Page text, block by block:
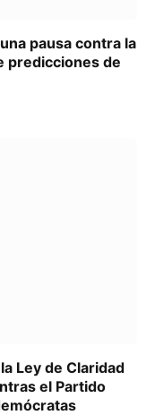
pausa contra la
predicciones de
Ley de Claridad
el Partido